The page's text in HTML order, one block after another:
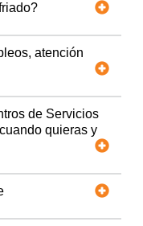
atención
de Servicios
quieras y